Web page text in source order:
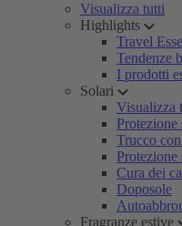
Visualizza tutti
Highlights
Travel
Tendenze
I prodotti
Solari
Visualizza
Trucco
Cura dei
Doposole
Fragranze estive